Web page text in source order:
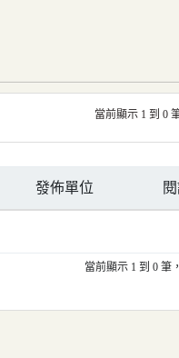
當前顯示 1 到 0
發佈單位
當前顯示 1 到 0 筆